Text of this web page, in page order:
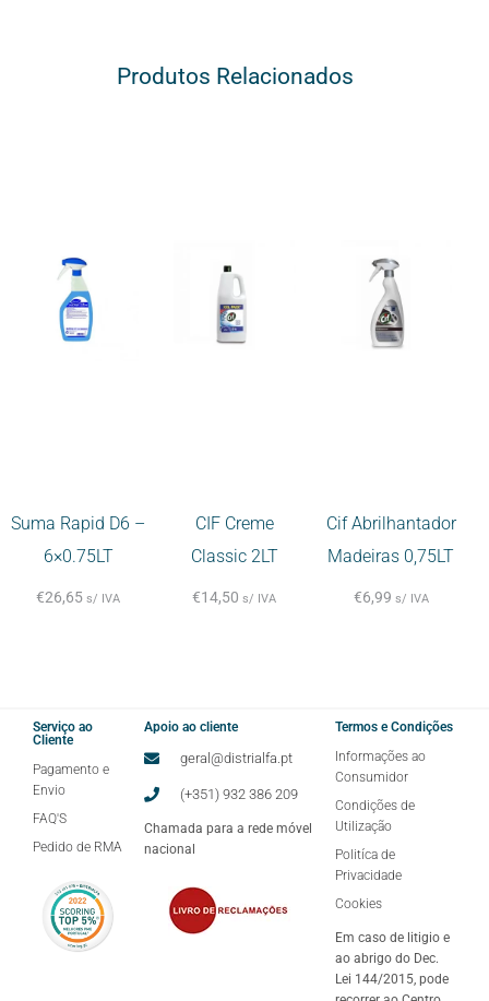
Produtos Relacionados
Suma Rapid D6 –
6×0.75LT
€26,65 s/ IVA
CIF Creme
Classic 2LT
€14,50 s/ IVA
Cif Abrilhantador
Madeiras 0,75LT
€6,99 s/ IVA
Serviço ao
Cliente
Pagamento e
Envio
FAQ'S
Pedido de RMA
Apoio ao cliente
geral@distrialfa.pt
(+351) 932 386 209
Chamada para a rede móvel
nacional
Termos e Condições
Informações ao
Consumidor
Condições de
Utilização
Politíca de
Privacidade
Cookies
Em caso de litigio e
ao abrigo do Dec.
Lei 144/2015, pode